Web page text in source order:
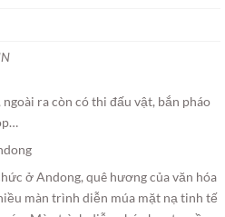
ra còn có thi đấu vật, bắn pháo
ở Andong, quê hương của văn hóa
màn trình diễn múa mặt nạ tinh tế